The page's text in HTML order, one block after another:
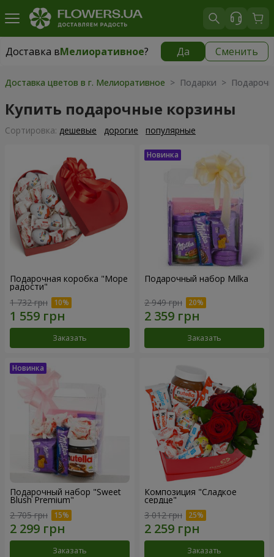
Доставка вМелиоративное? Да Сменить
Доставка вМелиоративное|бесплатно
Доставка цветов в г. Мелиоративное > Подарки >
Купить подарочные корзины
Cортировка: дешевые дорогие популярные
Подарочная коробка "Море
радости"
1 732 грн
Заказать
Подарочный набор Milka
2 949 грн
Заказать
Подарочный набор "Sweet
Blush Premium"
2 705 грн
Заказать
Композиция "Сладкое
сердце"
3 012 грн
Заказать